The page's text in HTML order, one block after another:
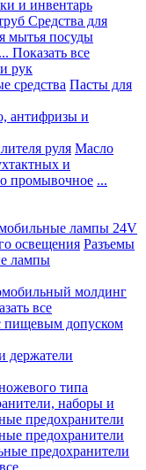
и инвентарь
Средства для
мытья посуды
... Показать все
рук
средства Пасты для
антифризы и
руля Масло
и
промывочное ...
лампы 24V
освещения Разъемы
лампы
молдинг
все
пищевым допуском
держатели
типа
наборы и
предохранители
предохранители
предохранители